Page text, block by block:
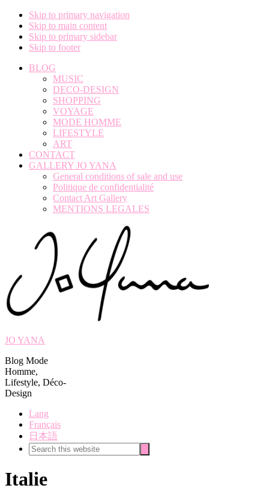
Skip to primary navigation
Skip to main content
Skip to primary sidebar
Skip to footer
BLOG
MUSIC
DECO-DESIGN
SHOPPING
VOYAGE
MODE HOMME
LIFESTYLE
ART
CONTACT
GALLERY JO YANA
General conditions of sale and use
Politique de confidentialité
Contact Art Gallery
MENTIONS LEGALES
JO YANA
Blog Mode
Homme,
Lifestyle, Déco-
Design
Lang
Français
日本語
Search
this
Italie